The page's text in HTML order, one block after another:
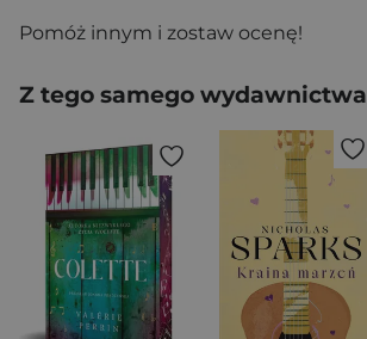
Pomóż innym i zostaw ocenę!
Z tego samego wydawnictwa